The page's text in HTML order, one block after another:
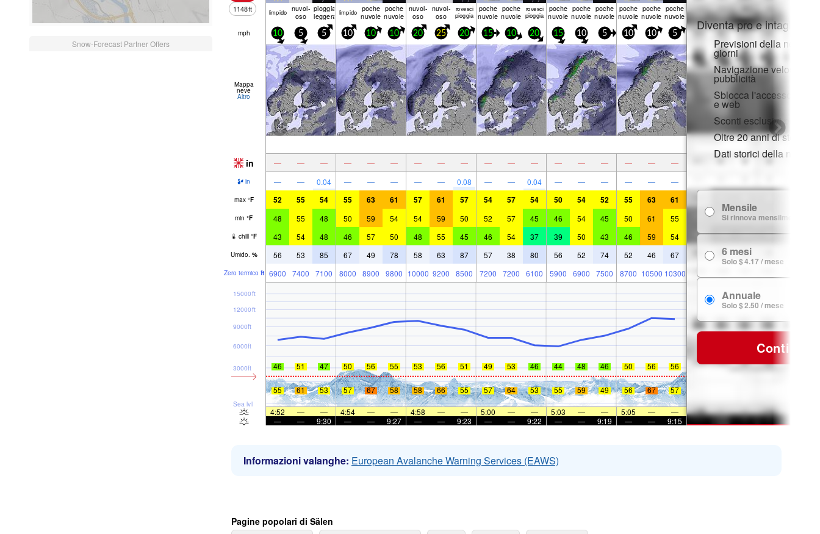
Snow-Forecast Partner Offers
1148ft limp­ido nuvol-
oso
pioggia
leggera limp­ido poche
nuvole
poche
nuvole
nuvol-
oso
nuvol-
oso
rovesci
pioggia
poche
nuvole
poche
nuvole
rovesci
pioggia
poche
nuvole
poche
nuvole
poche
nuvole
poche
nuvole
poche
nuvole
poche
nuvole
mph 10 5 5 10 10 10 20 25 20 15 10 20 15 10 5 10 10 5
Mappa
neve
Altro
in — — — — — — — — — — — — — — — — — —
in — — 0.04 — — — — — 0.08 — — 0.04 — — — — — —
max °F 52 55 54 55 63 61 57 61 57 54 57 54 50 54 52 55 63 61
min °F 48 55 48 50 59 54 54 59 50 52 57 45 46 54 45 50 61 55
chill °F 43 54 48 46 57 50 48 55 45 46 54 37 39 50 43 46 59 54
Umido. % 56 53 85 67 49 78 58 63 87 57 38 80 56 52 74 52 46 67
Zero termico ft 6900 7400 7100 8000 8900 9800 10000 9200 8500 7200 7200 6100 5900 6900 7500 8700 10500 10300
Sea lvl
3000ft
6000ft
9000ft
12000ft
15000ft
46 51 47 50 56 55 53 56 51 49 53 46 44 48 46 50 56 56
55 61 53 57 67 58 58 66 55 57 64 53 55 59 49 56 67 57
4:52 — — 4:54 — — 4:58 — — 5:00 — — 5:03 — — 5:05 —
—
—
— 9:30 — — 9:27 — — 9:23 — — 9:22 — — 9:19 — — 9:15
Diventa pro e intaglia:
Previsioni della neve
giorni
Navigazione veloce
pubblicità
Sblocca l'accesso
e web
Sconti esclusivi per i
Oltre 20 anni di storia
Dati storici della neve
Mensile
Si rinnova mensilmente
6 mesi
Solo $ 4.17 / mese
Annuale
Solo $ 2.50 / mese
Continua
Informazioni valanghe: European Avalanche Warning Services (EAWS)
Pagine popolari di Sälen